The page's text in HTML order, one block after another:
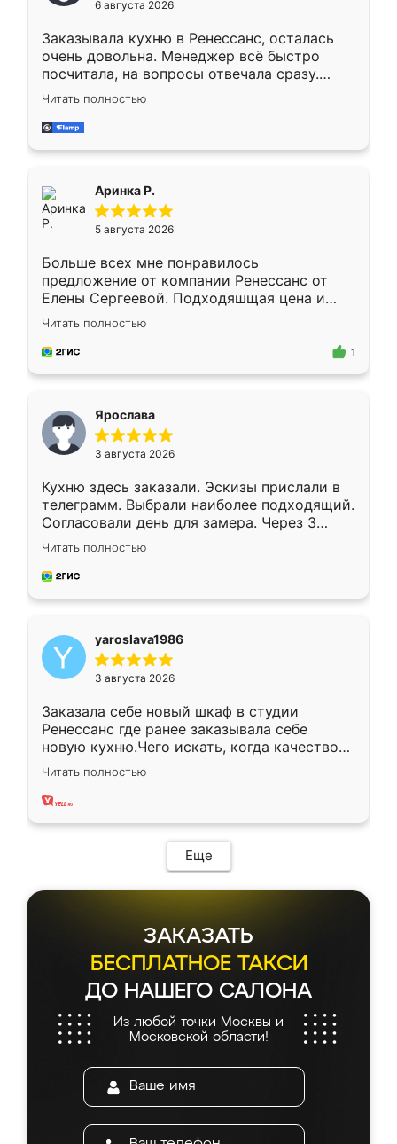
мебели буду заказывать только здесь.
6 августа 2026
Заказывала кухню в Ренессанс, осталась
очень довольна. Менеджер всё быстро
посчитала, на вопросы отвечала сразу.
Замерщик приехал в субботу, подошёл к
делу со всей ответственностью. Собрали
за день, ребята работали аккуратно, даже
Читать полностью
Аринка Р.
5 августа 2026
Больше всех мне понравилось
предложение от компании Ренессанс от
Елены Сергеевой. Подходяшщая цена и
короткие сроки изготовления. Приехавший
для замера сотрудник Владислав
предложил по моему эскизу самый
Читать полностью
1
Ярослава
3 августа 2026
Кухню здесь заказали. Эскизы прислали в
телеграмм. Выбрали наиболее подходящий.
Согласовали день для замера. Через 3
недели кухня была уже готова. Остались
довольны работой. Спасибо Ренессанс
мебель за качественную работу!
Читать полностью
yaroslava1986
3 августа 2026
Заказала себе новый шкаф в студии
Ренессанс где ранее заказывала себе
новую кухню.Чего искать, когда качеством
вполне довольна. Служит кухня уже почти
два года, нареканий нет.
Читать полностью
Еще
ЗАКАЗАТЬ
БЕСПЛАТНОЕ ТАКСИ
ДО НАШЕГО САЛОНА
Из любой точки Москвы и
Московской области!